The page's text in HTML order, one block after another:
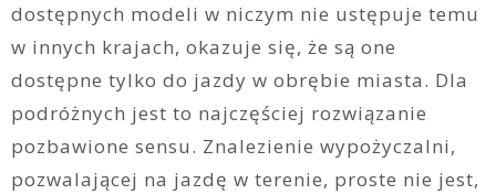
dostępnych modeli w niczym nie ustępuje temu
w innych krajach, okazuje się, że są one
dostępne tylko do jazdy w obrębie miasta. Dla
podróżnych jest to najczęściej rozwiązanie
pozbawione sensu. Znalezienie wypożyczalni,
pozwalającej na jazdę w terenie, proste nie jest,